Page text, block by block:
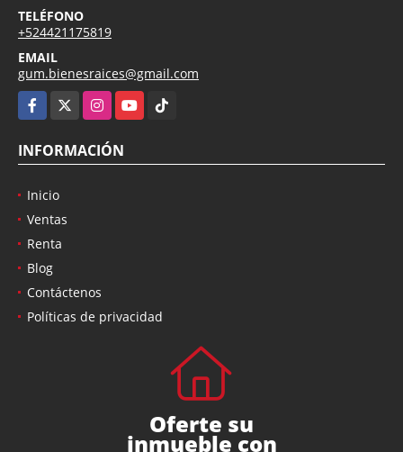
TELÉFONO
+524421175819
EMAIL
gum.bienesraices@gmail.com
Facebook
InstagramYouTubeTikTok
INFORMACIÓN
Inicio
Ventas
Renta
Blog
Contáctenos
Políticas de privacidad
Oferte su
inmueble con